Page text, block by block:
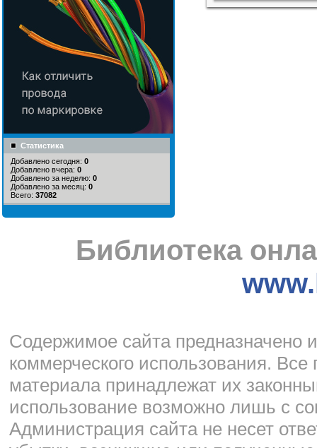
Статистика
Добавлено сегодня: 0
Добавлено вчера: 0
Добавлено за неделю: 0
Добавлено за месяц: 0
Всего: 37082
Библиотека
Cодержимое сайта предназначено
коммерческого использования.
материала принадлежат их
использование возможно лишь с
Администрация сайта не несет